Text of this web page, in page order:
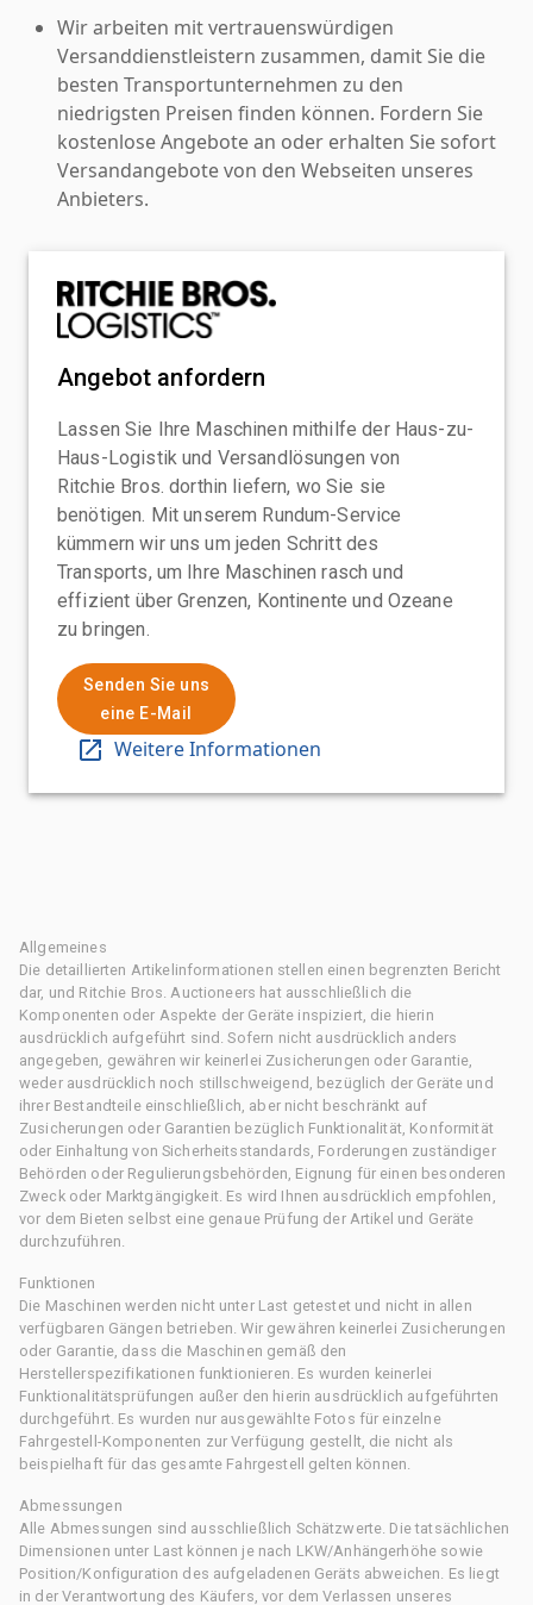
Wir arbeiten mit vertrauenswürdigen
Versanddienstleistern zusammen, damit Sie die
besten Transportunternehmen zu den
niedrigsten Preisen finden können. Fordern Sie
kostenlose Angebote an oder erhalten Sie sofort
Versandangebote von den Webseiten unseres
Anbieters.
Angebot anfordern
Lassen Sie Ihre Maschinen mithilfe der Haus-zu-
Haus-Logistik und Versandlösungen von
Ritchie Bros. dorthin liefern, wo Sie sie
benötigen. Mit unserem Rundum-Service
kümmern wir uns um jeden Schritt des
Transports, um Ihre Maschinen rasch und
effizient über Grenzen, Kontinente und Ozeane
zu bringen.
Senden Sie uns
eine E-Mail
Weitere Informationen
Allgemeines
Die detaillierten Artikelinformationen stellen einen begrenzten Bericht
dar, und Ritchie Bros. Auctioneers hat ausschließlich die
Komponenten oder Aspekte der Geräte inspiziert, die hierin
ausdrücklich aufgeführt sind. Sofern nicht ausdrücklich anders
angegeben, gewähren wir keinerlei Zusicherungen oder Garantie,
weder ausdrücklich noch stillschweigend, bezüglich der Geräte und
ihrer Bestandteile einschließlich, aber nicht beschränkt auf
Zusicherungen oder Garantien bezüglich Funktionalität, Konformität
oder Einhaltung von Sicherheitsstandards, Forderungen zuständiger
Behörden oder Regulierungsbehörden, Eignung für einen besonderen
Zweck oder Marktgängigkeit. Es wird Ihnen ausdrücklich empfohlen,
vor dem Bieten selbst eine genaue Prüfung der Artikel und Geräte
durchzuführen.
Funktionen
Die Maschinen werden nicht unter Last getestet und nicht in allen
verfügbaren Gängen betrieben. Wir gewähren keinerlei Zusicherungen
oder Garantie, dass die Maschinen gemäß den
Herstellerspezifikationen funktionieren. Es wurden keinerlei
Funktionalitätsprüfungen außer den hierin ausdrücklich aufgeführten
durchgeführt. Es wurden nur ausgewählte Fotos für einzelne
Fahrgestell-Komponenten zur Verfügung gestellt, die nicht als
beispielhaft für das gesamte Fahrgestell gelten können.
Abmessungen
Alle Abmessungen sind ausschließlich Schätzwerte. Die tatsächlichen
Dimensionen unter Last können je nach LKW/Anhängerhöhe sowie
Position/Konfiguration des aufgeladenen Geräts abweichen. Es liegt
in der Verantwortung des Käufers, vor dem Verlassen unseres